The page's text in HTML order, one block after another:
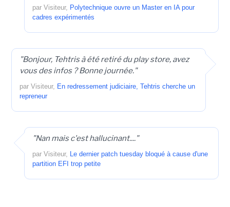
par Visiteur, Polytechnique ouvre un Master en IA pour
cadres expérimentés
"Bonjour, Tehtris à été retiré du play store, avez
vous des infos ? Bonne journée."
par Visiteur, En redressement judiciaire, Tehtris cherche un
repreneur
"Nan mais c'est hallucinant...."
par Visiteur, Le dernier patch tuesday bloqué à cause d'une
partition EFI trop petite